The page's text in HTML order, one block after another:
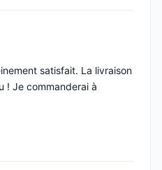
satisfait. La livraison
! Je commanderai à